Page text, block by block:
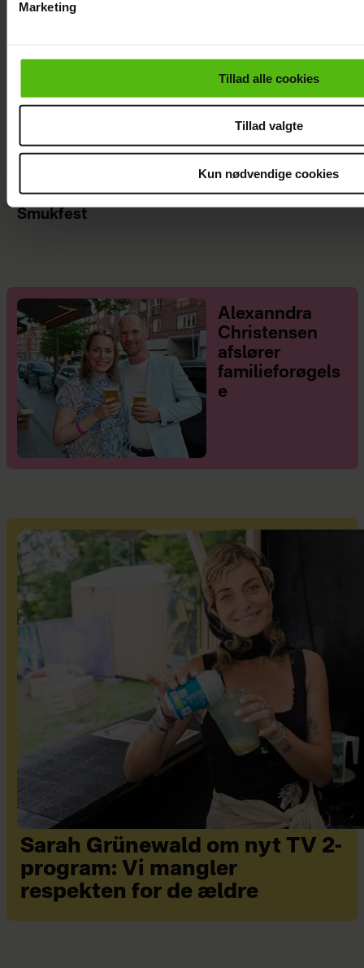
cookiepolitik.
Marketing
Tillad alle cookies
Tillad valgte
Kun nødvendige cookies
Se videoen: Jesper Buch som DJ på
Smukfest
Alexanndra
Christensen
afslører
familieforøgels
e
Sarah Grünewald om nyt TV 2-
program: Vi mangler
respekten for de ældre